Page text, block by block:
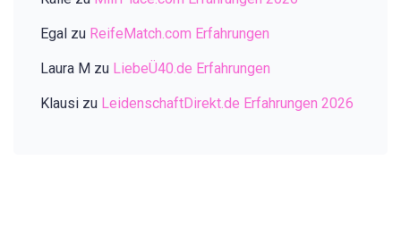
Egal zu ReifeMatch.com Erfahrungen
Laura M zu LiebeÜ40.de Erfahrungen
Klausi zu LeidenschaftDirekt.de Erfahrungen 2026